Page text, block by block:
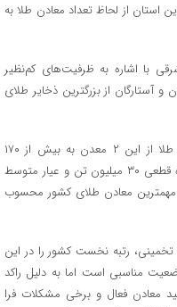
استان از لحاظ تعداد معادن طلا به
با اشاره به ظرفیت‌های کم‌نظیر
و آستارگان از بزرگترین ذخایر طلای
پرنیان خاطرنشان کرد: میزان استخراج سالانه طلا از این ۲ معدن به بیش از ۱۷۰
کیلوگرم می‌رسد و معدن طلای اندریان با ذخیره قطعی ۳۰ میلیون تن و عیار متوسط
معادن طلای کشور محسوب
ذخایر معدنی تخمینی، رتبه نخست کشور را در این
مناسبی است اما به دلیل راکد
معادن فعال و برخی مشکلات فرا